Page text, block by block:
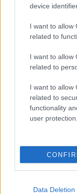
device
I want to allow
related to
I want to allow
related to
I want to allow
related to
functionality
user protection.
Data Deletion
Nem ecettel és
újra
Ha mindig ezt a